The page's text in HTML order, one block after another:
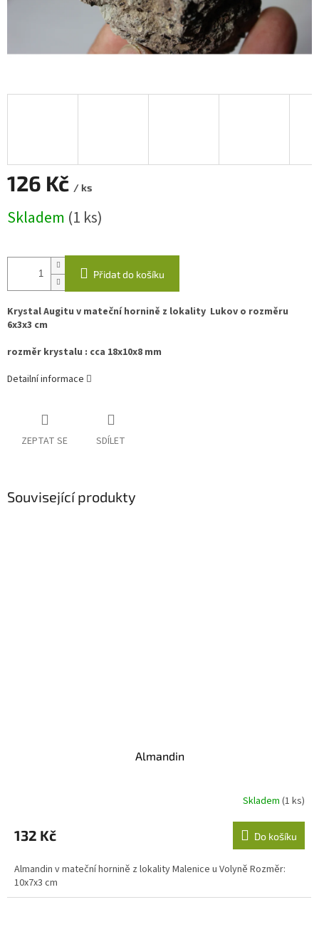
126 Kč / ks
cena:
Skladem (1 ks)
Přidat do košíku
Krystal Augitu v mateční hornině z lokality Lukov o rozměru
6x3x3 cm
rozměr krystalu : cca 18x10x8 mm
Detailní informace
ZEPTAT SE SDÍLET
Související produkty
Almandin
Skladem (1 ks)
132 Kč Do košíku
Almandin v mateční hornině z lokality Malenice u Volyně Rozměr:
10x7x3 cm